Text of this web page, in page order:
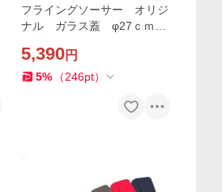
フライングソーサー オリジ
ナル ガラス蓋 φ27ｃｍ
品価格(税抜)10%分のクーポ
ンプレゼント】
5,390円
5% （246pt）